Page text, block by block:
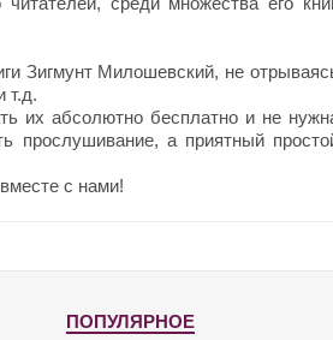
Зигмунт Милошевский, не
т.д.
их абсолютно бесплатно и не
прослушивание, а приятный
с нами!
ПОПУЛЯРНОЕ